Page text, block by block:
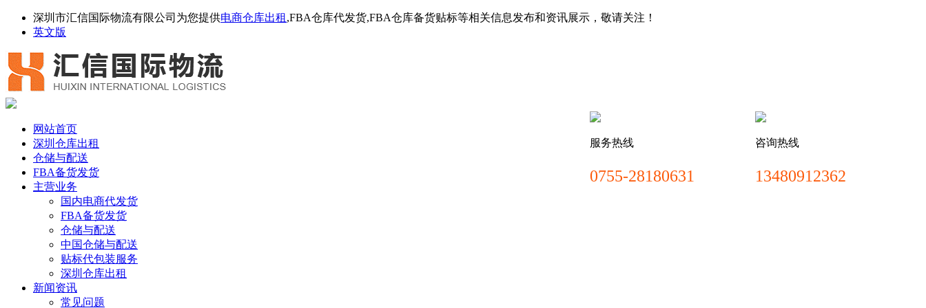
深圳市汇信国际物流有限公司为您提供电商仓库出租 ,FBA仓库代发货,FBA仓库备货贴标等相关信息发布和资讯展示，敬请关注！
英文版
咨询热线
13480912362
服务热线
0755-28180631
网站首页
深圳仓库出租
仓储与配送
FBA备货发货
主营业务
国内电商代发货
FBA备货发货
仓储与配送
中国仓储与配送
贴标代包装服务
深圳仓库出租
新闻资讯
常见问题